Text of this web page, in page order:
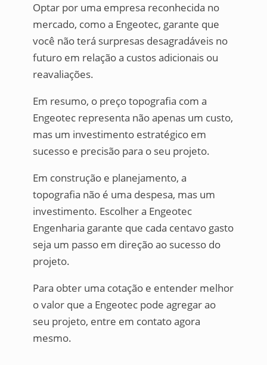
Optar por uma empresa reconhecida no
mercado, como a Engeotec, garante que
você não terá surpresas desagradáveis no
futuro em relação a custos adicionais ou
reavaliações.
Em resumo, o preço topografia com a
Engeotec representa não apenas um custo,
mas um investimento estratégico em
sucesso e precisão para o seu projeto.
Em construção e planejamento, a
topografia não é uma despesa, mas um
investimento. Escolher a Engeotec
Engenharia garante que cada centavo gasto
seja um passo em direção ao sucesso do
projeto.
Para obter uma cotação e entender melhor
o valor que a Engeotec pode agregar ao
seu projeto, entre em contato agora
mesmo.